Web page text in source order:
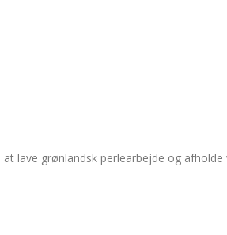
lave grønlandsk perlearbejde og